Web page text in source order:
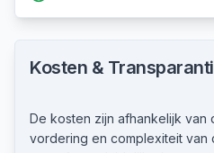
Kosten &
De kosten zijn afhankelijk van
vordering en complexiteit